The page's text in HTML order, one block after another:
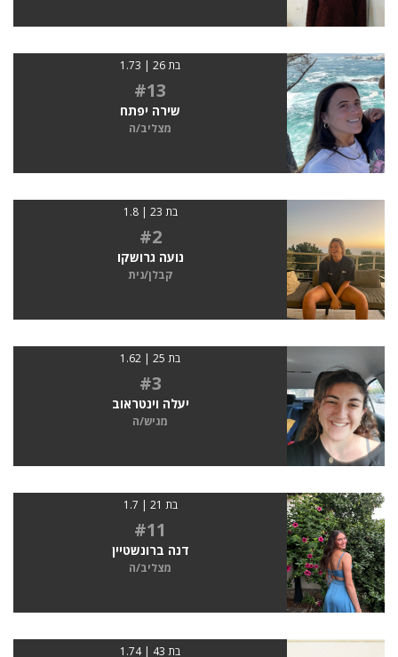
בת 26 | 1.73
#13
שירה יפתח
מצליב/ה
בת 23 | 1.8
#2
נועה גרושקו
קבלן/נית
בת 25 | 1.62
#3
יעלה וינטראוב
מגיש/ה
בת 21 | 1.7
#11
דנה ברונשטיין
מצליב/ה
בת 43 | 1.74